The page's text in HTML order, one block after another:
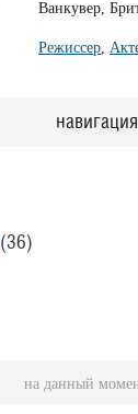
Ванкувер,
Режиссер,
навигация
(36)
на данный